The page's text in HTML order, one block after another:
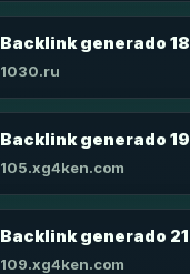
Backlink generado 18
1030.ru
Backlink generado 19
105.xg4ken.com
Backlink generado 21
109.xg4ken.com